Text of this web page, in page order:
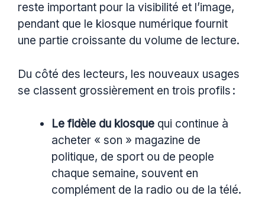
reste important pour la visibilité et l’image,
pendant que le kiosque numérique fournit
une partie croissante du volume de lecture.
Du côté des lecteurs, les nouveaux usages
se classent grossièrement en trois profils :
Le fidèle du kiosque qui continue à
acheter « son » magazine de
politique, de sport ou de people
chaque semaine, souvent en
complément de la radio ou de la télé.